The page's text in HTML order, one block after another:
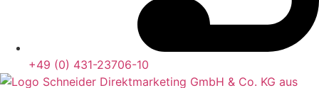
+49 (0) 431-23706-10